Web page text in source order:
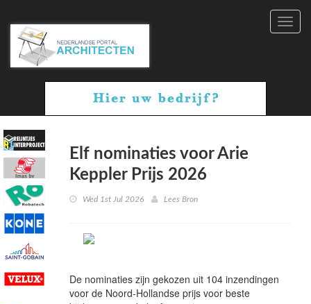
Elf nominaties voor Arie
Keppler Prijs 2026
Wed 1st Jul 2026 Lees Bron
De nominaties zijn gekozen uit 104 inzendingen
voor de Noord-Hollandse prijs voor beste